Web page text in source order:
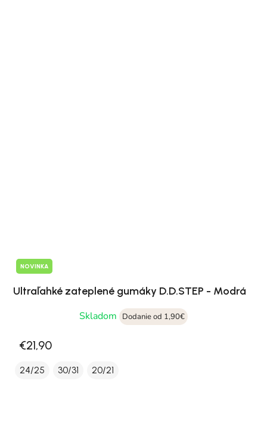
NOVINKA
Ultraľahké zateplené gumáky D.D.STEP - Modrá
Skladom
Dodanie od 1,90€
€21,90
24/25 30/31 20/21